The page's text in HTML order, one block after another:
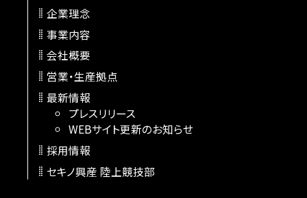
企業理念
事業内容
会社概要
営業・生産拠点
最新情報
プレスリリース
WEBサイト更新のお知らせ
採用情報
セキノ興産 陸上競技部